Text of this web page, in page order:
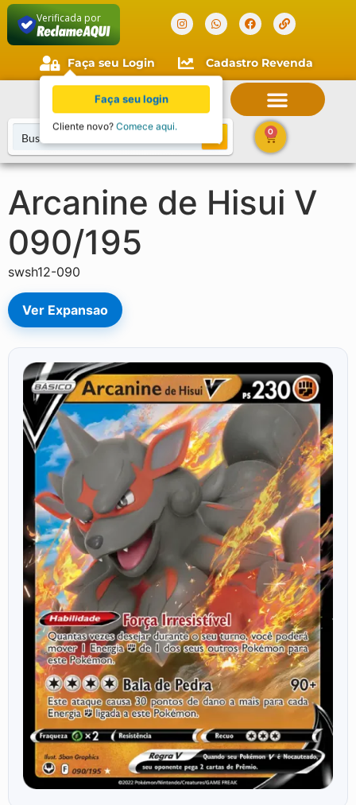
Verificada por
Faça seu Login Cadastro Revenda
0
Arcanine de Hisui V
090/195
swsh12-090
Ver Expansao
Faça seu login
Cliente novo? Comece aqui.